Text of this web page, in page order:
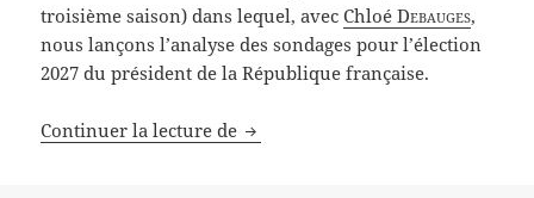
troisième saison) dans lequel, avecChloéDebauges,
nous lançons l’analyse des sondages pour l’élection
2027 du président de la République française.
Continuer la lecture de La Geste des statistiques et de